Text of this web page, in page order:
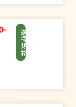
– 選
擇
規
格